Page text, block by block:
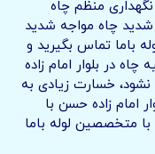
منظم چاه
چاه مواجه شدید
باما تماس بگیرید و
در بلوار امام زاده
خسارت زیادی به
امام زاده حسن با
متخصصین لوله باما